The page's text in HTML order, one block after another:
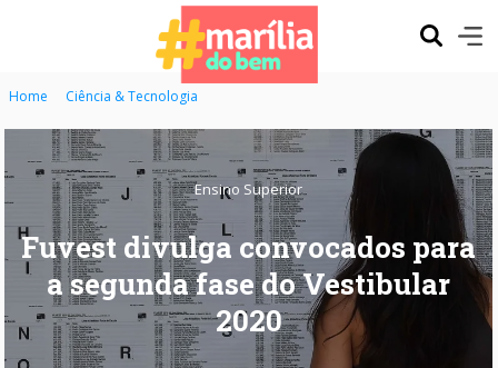
Home Ciência & Tecnologia
Ensino Superior
Fuvest divulga convocados para
a segunda fase do Vestibular
2020